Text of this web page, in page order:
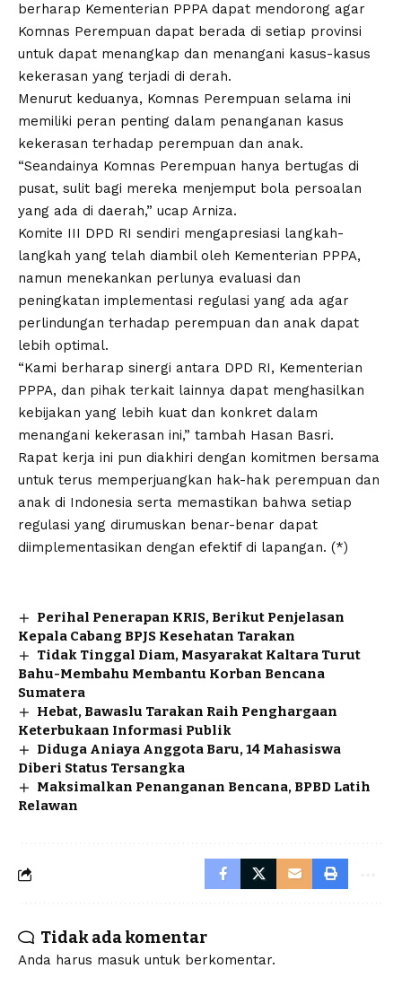
berharap Kementerian PPPA dapat mendorong agar
Komnas Perempuan dapat berada di setiap provinsi
untuk dapat menangkap dan menangani kasus-kasus
kekerasan yang terjadi di derah.
Menurut keduanya, Komnas Perempuan selama ini
memiliki peran penting dalam penanganan kasus
kekerasan terhadap perempuan dan anak.
“Seandainya Komnas Perempuan hanya bertugas di
pusat, sulit bagi mereka menjemput bola persoalan
yang ada di daerah,” ucap Arniza.
Komite III DPD RI sendiri mengapresiasi langkah-
langkah yang telah diambil oleh Kementerian PPPA,
namun menekankan perlunya evaluasi dan
peningkatan implementasi regulasi yang ada agar
perlindungan terhadap perempuan dan anak dapat
lebih optimal.
“Kami berharap sinergi antara DPD RI, Kementerian
PPPA, dan pihak terkait lainnya dapat menghasilkan
kebijakan yang lebih kuat dan konkret dalam
menangani kekerasan ini,” tambah Hasan Basri.
Rapat kerja ini pun diakhiri dengan komitmen bersama
untuk terus memperjuangkan hak-hak perempuan dan
anak di Indonesia serta memastikan bahwa setiap
regulasi yang dirumuskan benar-benar dapat
diimplementasikan dengan efektif di lapangan. (*)
Perihal Penerapan KRIS, Berikut Penjelasan
Kepala Cabang BPJS Kesehatan Tarakan
Tidak Tinggal Diam, Masyarakat Kaltara Turut
Bahu-Membahu Membantu Korban Bencana
Sumatera
Hebat, Bawaslu Tarakan Raih Penghargaan
Keterbukaan Informasi Publik
Diduga Aniaya Anggota Baru, 14 Mahasiswa
Diberi Status Tersangka
Maksimalkan Penanganan Bencana, BPBD Latih
Relawan
Tidak ada komentar
Anda harus masuk untuk berkomentar.